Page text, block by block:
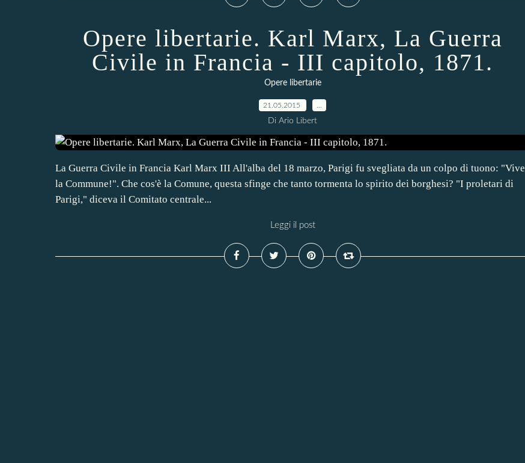
Opere libertarie. Karl Marx, La Guerra
Civile in Francia - III capitolo, 1871.
Opere libertarie
21.05.2015
Di Ario Libert
La Guerra Civile in Francia Karl Marx III All'alba del 18 marzo, Parigi fu svegliata da un colpo di tuono: "Vive
la Commune!". Che cos'è la Comune, questa sfinge che tanto tormenta lo spirito dei borghesi? "I proletari di
Parigi," diceva il Comitato centrale...
Leggi il post